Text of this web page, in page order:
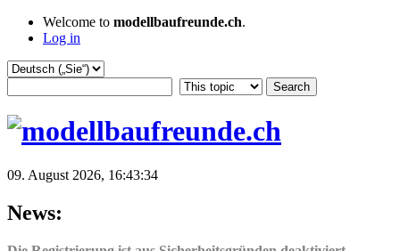
Welcome to modellbaufreunde.ch.
Log in
09. August 2026, 16:43:34
News: